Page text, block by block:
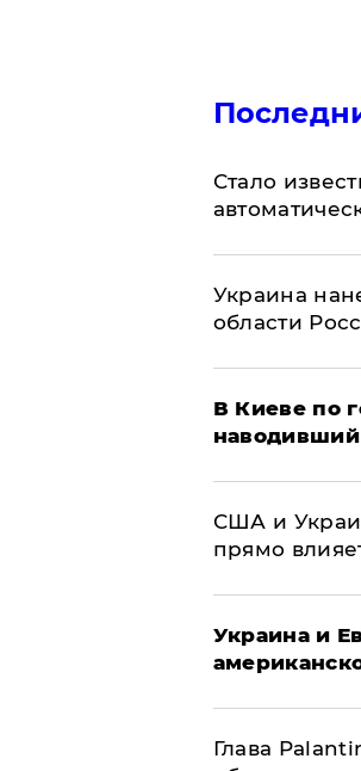
Стало
Украина
области
В Киеве по
наводивший
США и
прямо
Украина и
Глава